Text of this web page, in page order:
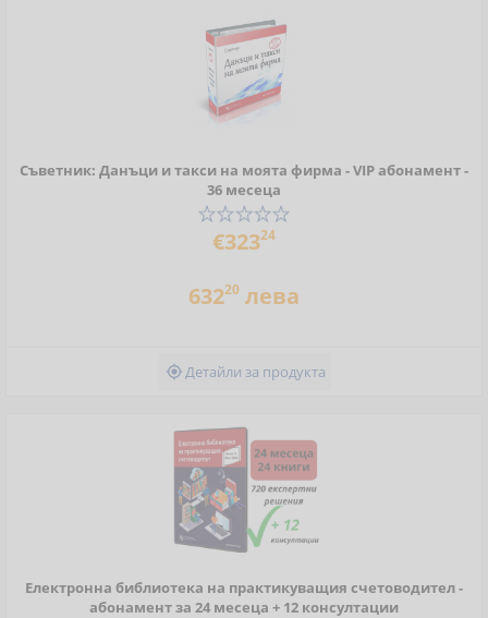
Съветник: Данъци и такси на моята фирма - VIP абонамент -
36 месеца
€32324
63220 лева
Детайли за продукта
Електронна библиотека на практикуващия счетоводител -
абонамент за 24 месеца + 12 консултации